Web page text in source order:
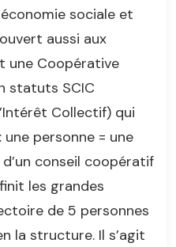
sociale et
aussi aux
une Coopérative
statuts SCIC
Collectif) qui
une personne = une
conseil coopératif
les grandes
de 5 personnes
la structure. Il s’agit